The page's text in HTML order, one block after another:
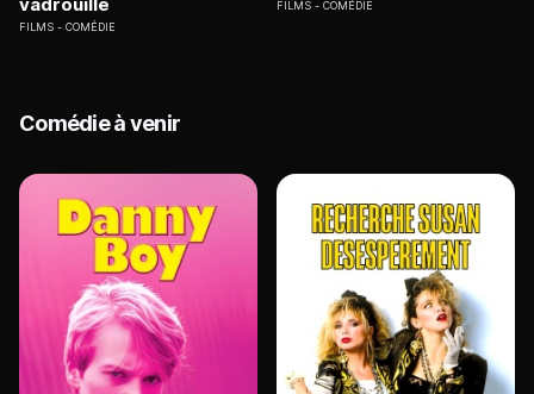
FILMS COMÉDIE
FILMS COMÉDIE
Comédie à venir